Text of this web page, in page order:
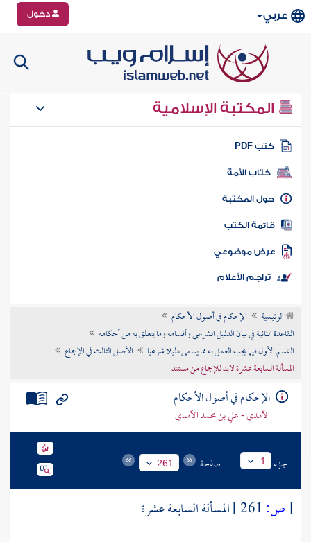
عربي دخول
المكتبة الإسلامية
كتب PDF
كتاب الأمة
المكتبة
الكتب
موضوعي
تراجم الأعلام
الرئيسية
الإحكام في أصول الأحكام
القاعدة الثانية في بيان الدليل الشرعي وأقسامه وما يتعلق به من أحكامه
القسم الأول فيما يجب العمل به مما يسمى دليلا شرعيا
الأصل الثالث في الإجماع
المسألة السابعة عشرة لابد للإجماع من مستند
الإحكام في أصول الأحكام
الآمدي - علي بن محمد الآمدي
جزء 1 صفحة 261
[ص:
المسألة السابعة عشرة